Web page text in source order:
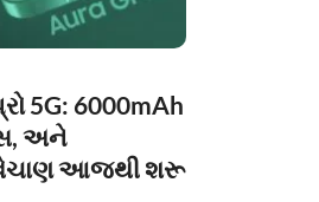
5G: 6000mAh
અને
વેચાણ આજથી શરૂ